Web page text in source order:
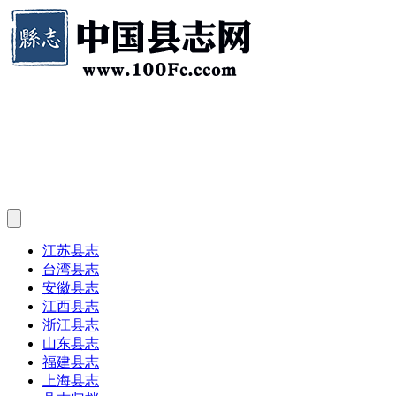
江苏县志
台湾县志
安徽县志
江西县志
浙江县志
山东县志
福建县志
上海县志